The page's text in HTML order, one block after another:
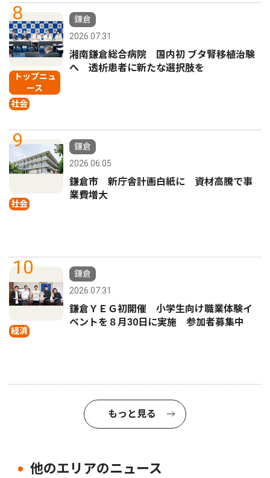
8
トップニュ
ース
社会
鎌倉
2026.07.31
湘南鎌倉総合病院 国内初 ブタ腎移植治験
へ 透析患者に新たな選択肢を
9
社会
鎌倉
2026.06.05
鎌倉市 新庁舎計画白紙に 資材高騰で事
業費増大
10
経済
鎌倉
2026.07.31
鎌倉ＹＥＧ初開催 小学生向け職業体験イ
ベントを８月30日に実施 参加者募集中
もっと見る
他のエリアのニュース